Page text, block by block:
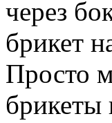
через
брикет
Просто
брикеты